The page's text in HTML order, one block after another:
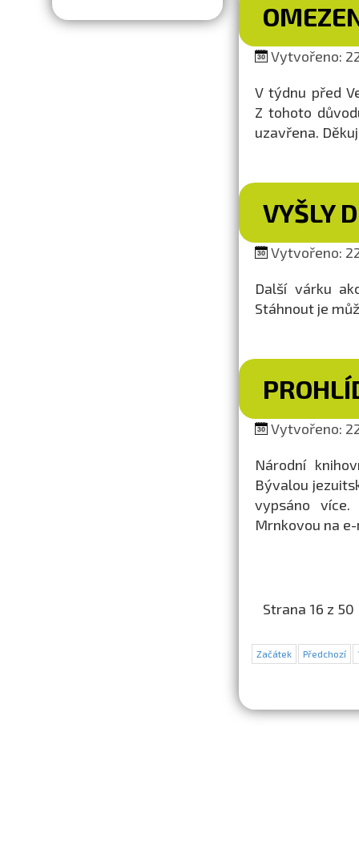
Vytvořeno:
V týdnu před
Z tohoto
uzavřena.
VYŠLY
Vytvořeno:
Další várku
Stáhnout je
Vytvořeno:
Národní
Bývalou
vypsáno
Mrnkovou na
Strana 16 z 50
Začátek Předchozí